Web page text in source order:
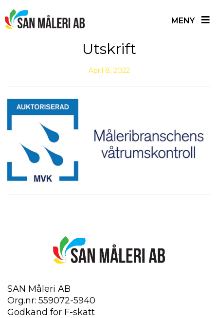
MENY ≡
Utskrift
April 8, 2022
SAN Måleri AB
Org.nr: 559072-5940
Godkänd för F-skatt